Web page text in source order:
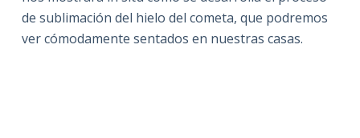
de sublimación del hielo del cometa, que podremos
ver cómodamente sentados en nuestras casas.